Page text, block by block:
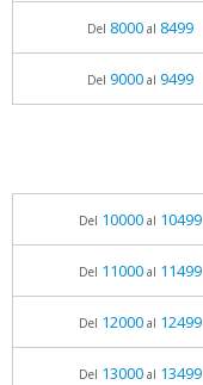
Del 8000al 8499
Del 9000al 9499
Del 10000al 10499
Del 11000al 11499
Del 12000al 12499
Del 13000al 13499